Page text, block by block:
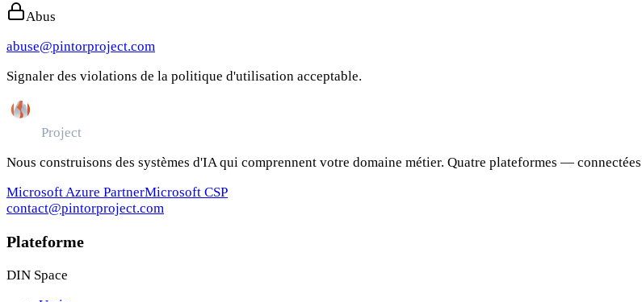
Abus
abuse@pintorproject.com
Signaler des violations de la politique d'utilisation acceptable.
Project
Nous construisons des systèmes d'IA qui comprennent votre domaine métier. Quatre plateformes —
Microsoft Azure PartnerMicrosoft CSP
contact@pintorproject.com
Plateforme
DIN Space